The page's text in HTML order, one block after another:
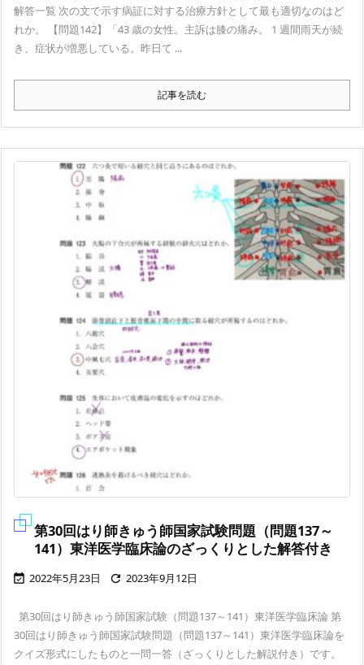
解答一覧 次の文で示す病証に対する治療方針として最も適切なのはど
れか。 【問題142】「43 歳の女性。主訴は膝の痛み。 1 週間雨天が続
き、症状が増悪している。昨日て ...
記事を読む
第30回はり師きゅう師国家試験問題（問題137～
141）東洋医学臨床論のざっくりとした解答付き
 2022年5月23日  2023年9月12日
第30回はり師きゅう師国家試験（問題137～141）東洋医学臨床論 第
30回はり師きゅう師国家試験問題（問題137～141）東洋医学臨床論を
クイズ形式にしたものと一問一答（ざっくりとした解説付き）です。